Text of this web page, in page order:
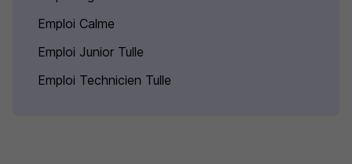
Emploi Calme
Emploi Junior Tulle
Emploi Technicien Tulle